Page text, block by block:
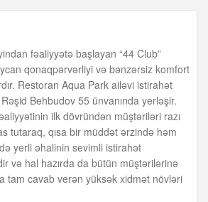
fəaliyyətə başlayan “44 Club”
qonaqpərvərliyi və bənzərsiz komfort
Restoran Aqua Park ailəvi istirahət
Behbudov 55 ünvanında yerləşir.
ilk dövründən müştəriləri razı
tutaraq, qısa bir müddət ərzində həm
yerli əhalinin sevimli istirahət
və hal hazırda da bütün müştərilərinə
tam cavab verən yüksək xidmət növləri